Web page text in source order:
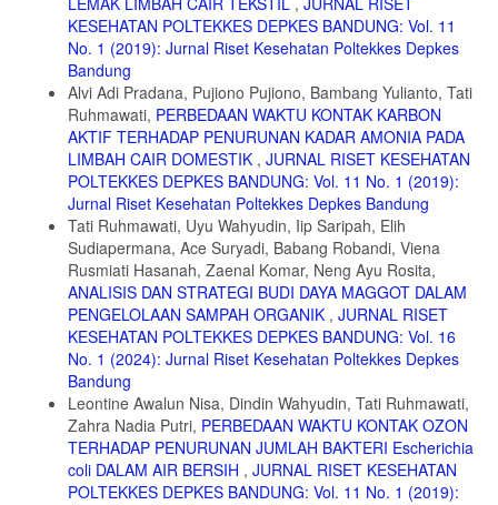
KESEHATAN POLTEKKES DEPKES BANDUNG: Vol. 11
No. 1 (2019): Jurnal Riset Kesehatan Poltekkes Depkes
Bandung
Alvi Adi Pradana, Pujiono Pujiono, Bambang Yulianto, Tati
Ruhmawati, PERBEDAAN WAKTU KONTAK KARBON
AKTIF TERHADAP PENURUNAN KADAR AMONIA PADA
LIMBAH CAIR DOMESTIK , JURNAL RISET KESEHATAN
POLTEKKES DEPKES BANDUNG: Vol. 11 No. 1 (2019):
Jurnal Riset Kesehatan Poltekkes Depkes Bandung
Tati Ruhmawati, Uyu Wahyudin, Iip Saripah, Elih
Sudiapermana, Ace Suryadi, Babang Robandi, Viena
Rusmiati Hasanah, Zaenal Komar, Neng Ayu Rosita,
ANALISIS DAN STRATEGI BUDI DAYA MAGGOT DALAM
PENGELOLAAN SAMPAH ORGANIK , JURNAL RISET
KESEHATAN POLTEKKES DEPKES BANDUNG: Vol. 16
No. 1 (2024): Jurnal Riset Kesehatan Poltekkes Depkes
Bandung
Leontine Awalun Nisa, Dindin Wahyudin, Tati Ruhmawati,
Zahra Nadia Putri, PERBEDAAN WAKTU KONTAK OZON
TERHADAP PENURUNAN JUMLAH BAKTERI Escherichia
coli DALAM AIR BERSIH , JURNAL RISET KESEHATAN
POLTEKKES DEPKES BANDUNG: Vol. 11 No. 1 (2019):